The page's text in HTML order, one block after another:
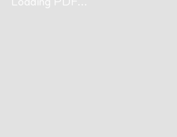
Loading PDF…